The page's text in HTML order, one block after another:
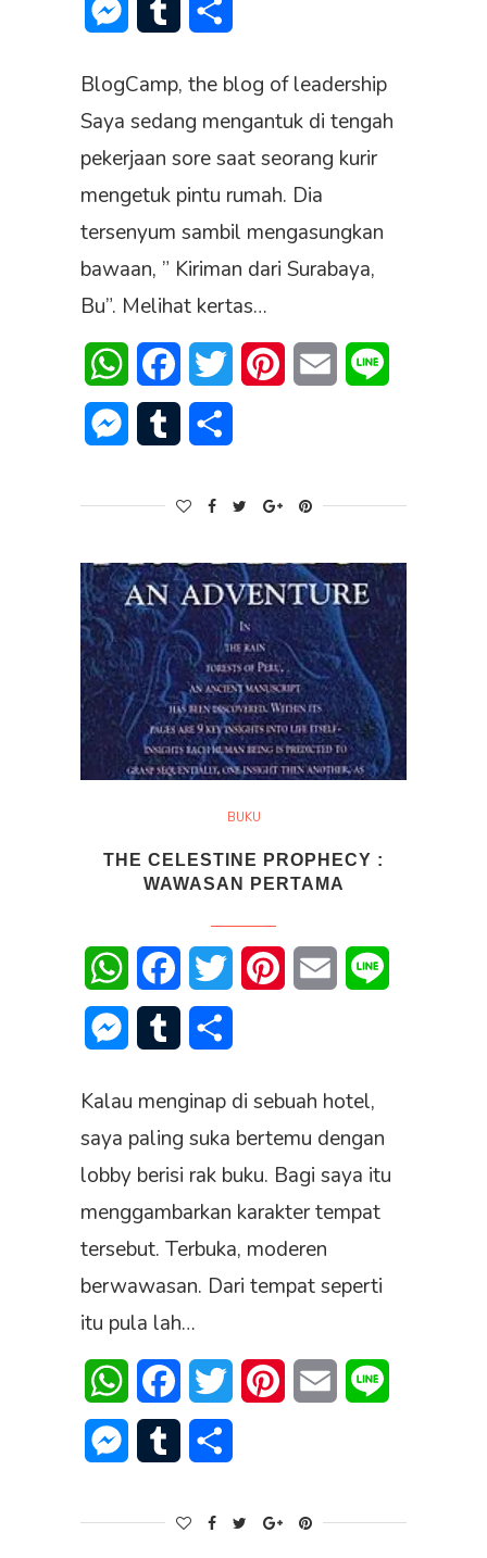
Messenger
Tumblr
BlogCamp, the blog of leadership
Saya sedang mengantuk di tengah
pekerjaan sore saat seorang kurir
mengetuk pintu rumah. Dia
tersenyum sambil mengasungkan
bawaan, ” Kiriman dari Surabaya,
Bu”. Melihat kertas…
WhatsAppFacebookTwitter PinterestEmail
Messenger
Tumblr
BUKU
THE CELESTINE PROPHECY :
WAWASAN PERTAMA
WhatsAppFacebookTwitter PinterestEmail
Messenger
Tumblr
Kalau menginap di sebuah hotel,
saya paling suka bertemu dengan
lobby berisi rak buku. Bagi saya itu
menggambarkan karakter tempat
tersebut. Terbuka, moderen
berwawasan. Dari tempat seperti
itu pula lah…
WhatsAppFacebookTwitter PinterestEmail
Messenger
Tumblr